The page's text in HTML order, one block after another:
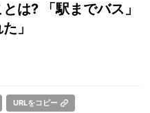
は? 「駅までバス」
」
URLをコピー